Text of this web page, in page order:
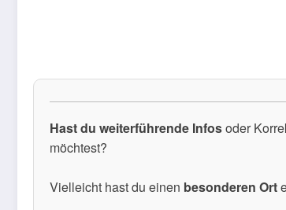
Hast du weiterführende Infosoder
möchtest?
Vielleicht hast du einen besonderen Ort